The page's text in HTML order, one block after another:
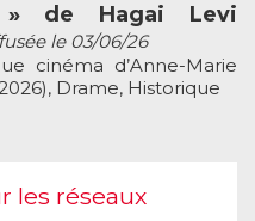
de Hagai Levi
le 03/06/26
cinéma d’Anne-Marie
Drame, Historique
les réseaux